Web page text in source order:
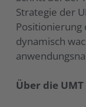
Strategie der
Positionierung
dynamisch
Über die UMT